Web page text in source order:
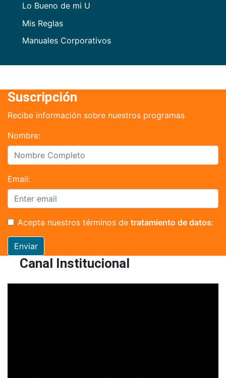
Lo Bueno de mi U
Mis Reglas
Manuales Corporativos
Suscripción
Recibe información sobre nuestros programas
Nombre:
Email:
Acepta nuestros términos de tratamiento de datos:
Enviar
Canal Institucional